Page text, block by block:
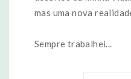
mas uma nova
Sempre trabalhei...